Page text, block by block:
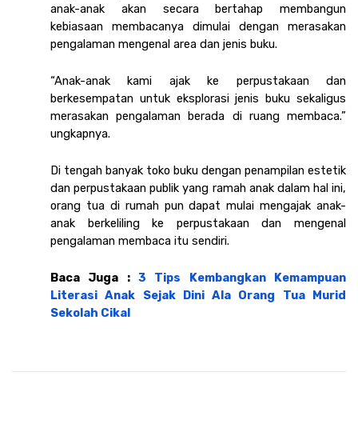
anak-anak akan secara bertahap membangun
kebiasaan membacanya dimulai dengan merasakan
pengalaman mengenal area dan jenis buku.
“Anak-anak kami ajak ke perpustakaan dan
berkesempatan untuk eksplorasi jenis buku sekaligus
merasakan pengalaman berada di ruang membaca.”
ungkapnya.
Di tengah banyak toko buku dengan penampilan estetik
dan perpustakaan publik yang ramah anak dalam hal ini,
orang tua di rumah pun dapat mulai mengajak anak-
anak berkeliling ke perpustakaan dan mengenal
pengalaman membaca itu sendiri.
Baca Juga : 3 Tips Kembangkan Kemampuan
Literasi Anak Sejak Dini Ala Orang Tua Murid
Sekolah Cikal